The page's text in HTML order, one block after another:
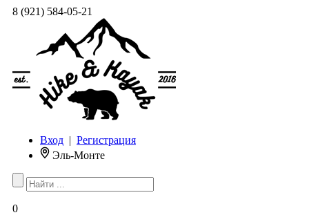
8 (921) 584-05-21
Вход | Регистрация
Эль-Монте
0